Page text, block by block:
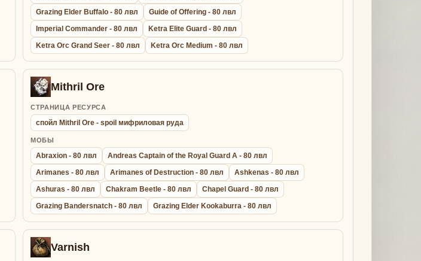
Grazing Elder Buffalo - 80 лвл
Guide of Offering - 80 лвл
Imperial Commander - 80 лвл
Ketra Elite Guard - 80 лвл
Ketra Orc Grand Seer - 80 лвл
Ketra Orc Medium - 80 лвл
Mithril Ore
СТРАНИЦА РЕСУРСА
спойл Mithril Ore - spoil мифриловая руда
МОБЫ
Abraxion - 80 лвл
Andreas Captain of the Royal Guard A - 80 лвл
Arimanes - 80 лвл
Arimanes of Destruction - 80 лвл
Ashkenas - 80 лвл
Ashuras - 80 лвл
Chakram Beetle - 80 лвл
Chapel Guard - 80 лвл
Grazing Bandersnatch - 80 лвл
Grazing Elder Kookaburra - 80 лвл
Varnish